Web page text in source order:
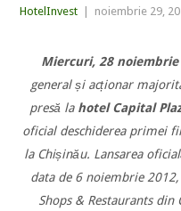
HotelInvest noiembrie 29,
Miercuri, 28 noiembrie
general și acționar
presă la hotel Capital
oficial deschiderea primei
la Chișinău. Lansarea
data de 6 noiembrie
Shops & Restaurants